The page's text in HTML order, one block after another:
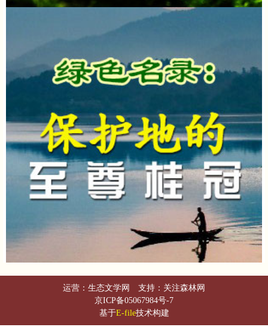
运营：生态文学网 支持：关注森林网
京ICP备05067984号-7
基于E-file技术构建